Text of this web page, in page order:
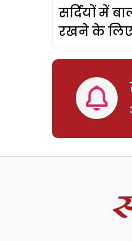
सर्दियों में
रखने के लिए